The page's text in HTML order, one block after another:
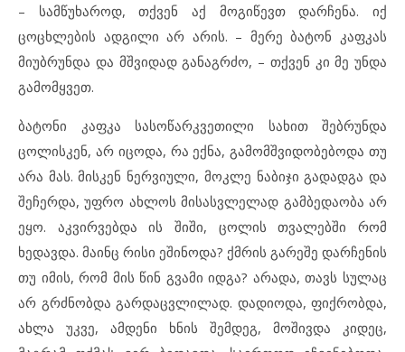
– სამწუხაროდ, თქვენ აქ მოგიწევთ დარჩენა. იქ
ცოცხლების ადგილი არ არის. – მერე ბატონ კაფკას
მიუბრუნდა და მშვიდად განაგრძო, – თქვენ კი მე უნდა
გამომყვეთ.
ბატონი კაფკა სასოწარკვეთილი სახით შებრუნდა
ცოლისკენ, არ იცოდა, რა ექნა, გამომშვიდობებოდა თუ
არა მას. მისკენ ნერვიული, მოკლე ნაბიჯი გადადგა და
შეჩერდა, უფრო ახლოს მისასვლელად გამბედაობა არ
ეყო. აკვირვებდა ის შიში, ცოლის თვალებში რომ
ხედავდა. მაინც რისი ეშინოდა? ქმრის გარეშე დარჩენის
თუ იმის, რომ მის წინ გვამი იდგა? არადა, თავს სულაც
არ გრძნობდა გარდაცვლილად. დადიოდა, ფიქრობდა,
ახლა უკვე, ამდენი ხნის შემდეგ, მოშივდა კიდეც,